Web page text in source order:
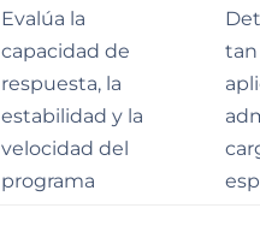
Evalúa la
capacidad de
respuesta, la
estabilidad y la
velocidad del
programa
tan